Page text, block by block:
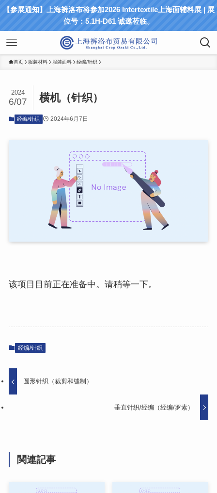
【参展通知】上海裤洛布将参加2026 Intertextile上海面辅料展 | 展
位号：5.1H-D61 诚邀莅临。
首页 服装材料 服装面料 经编/针织
横机（针织）
2024
6/07
经编/针织 2024年6月7日
该项目目前正在准备中。请稍等一下。
经编/针织
圆形针织（裁剪和缝制）
垂直针织/经编（经编/罗素）
関連記事